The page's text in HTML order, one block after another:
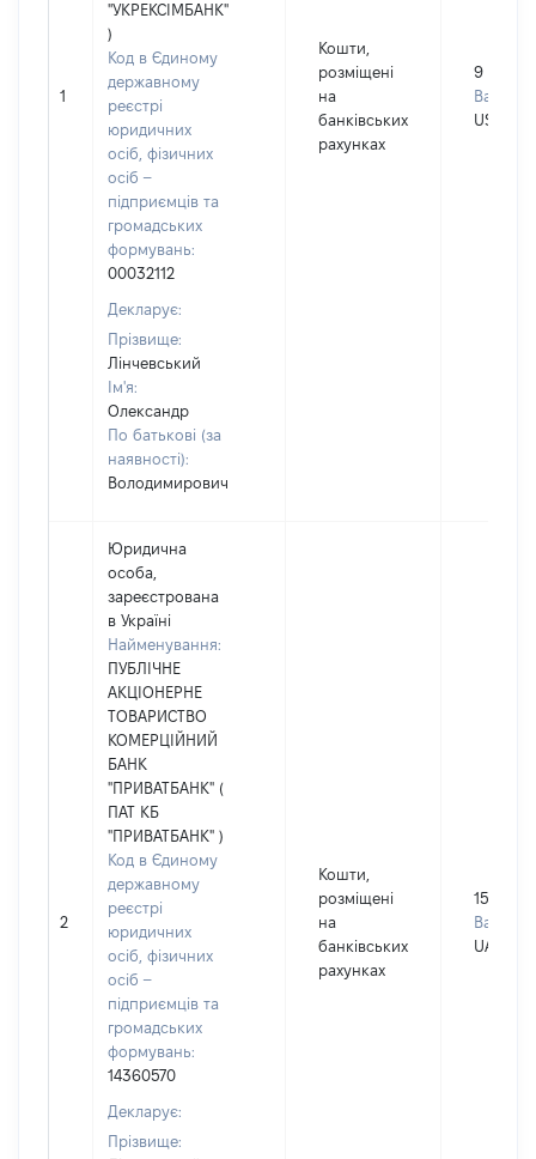
1
"УКРЕКСІМБАНК"
)
Код в Єдиному
державному
реєстрі
юридичних
осіб, фізичних
осіб –
підприємців та
громадських
формувань:
00032112
Декларує:
Прізвище:
Лінчевський
Ім'я:
Олександр
По батькові (за
наявності):
Володимирович
Кошти,
розміщені
на
банківських
рахунках
9
Валюта:
USD
2
Юридична
особа,
зареєстрована
в Україні
Найменування:
ПУБЛІЧНЕ
АКЦІОНЕРНЕ
ТОВАРИСТВО
КОМЕРЦІЙНИЙ
БАНК
"ПРИВАТБАНК" (
ПАТ КБ
"ПРИВАТБАНК" )
Код в Єдиному
державному
реєстрі
юридичних
осіб, фізичних
осіб –
підприємців та
громадських
формувань:
14360570
Декларує:
Прізвище:
Кошти,
розміщені
на
банківських
рахунках
15733
Валюта:
UAH